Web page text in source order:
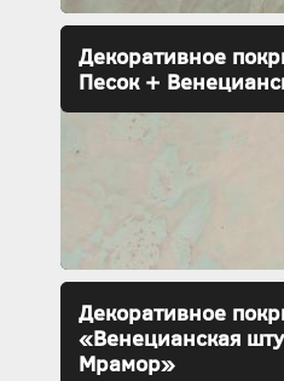
Декоративное
Песок +
Декоративное
«Венецианская
Мрамор»